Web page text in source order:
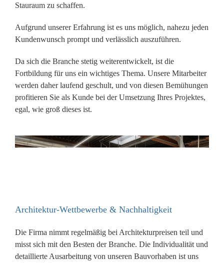
Stauraum zu schaffen.
Aufgrund unserer Erfahrung ist es uns möglich, nahezu jeden
Kundenwunsch prompt und verlässlich auszuführen.
Da sich die Branche stetig weiterentwickelt, ist die
Fortbildung für uns ein wichtiges Thema. Unsere Mitarbeiter
werden daher laufend geschult, und von diesen Bemühungen
profitieren Sie als Kunde bei der Umsetzung Ihres Projektes,
egal, wie groß dieses ist.
Architektur-Wettbewerbe & Nachhaltigkeit
Die Firma nimmt regelmäßig bei Architekturpreisen teil und
misst sich mit den Besten der Branche. Die Individualität und
detaillierte Ausarbeitung von unseren Bauvorhaben ist uns